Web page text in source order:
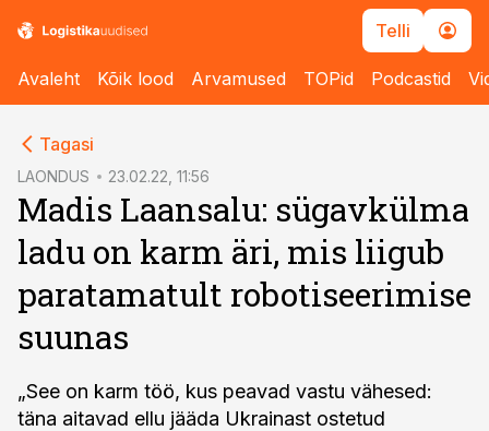
Telli
Avaleht Kõik lood Arvamused TOPid Podcastid
Tagasi
LAONDUS 23.02.22, 11:56
Madis Laansalu: sügavkülma
ladu on karm äri, mis liigub
paratamatult robotiseerimise
suunas
„See on karm töö, kus peavad vastu vähesed:
täna aitavad ellu jääda Ukrainast ostetud